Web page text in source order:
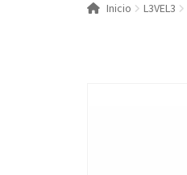
Inicio L3VEL3